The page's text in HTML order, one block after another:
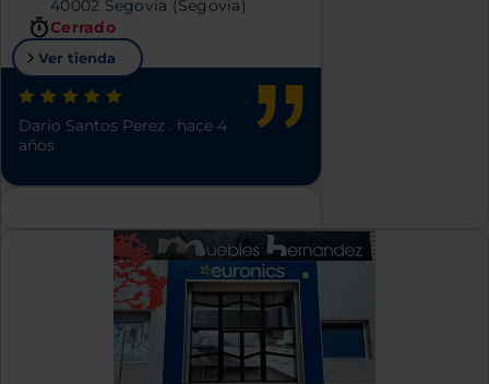
Dario Santos Perez . hace 4
años
40002 Segovia (Segovia)
Cerrado
Ver tienda